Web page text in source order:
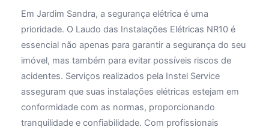
Em Jardim Sandra, a segurança elétrica é uma
prioridade. O Laudo das Instalações Elétricas NR10 é
essencial não apenas para garantir a segurança do seu
imóvel, mas também para evitar possíveis riscos de
acidentes. Serviços realizados pela Instel Service
asseguram que suas instalações elétricas estejam em
conformidade com as normas, proporcionando
tranquilidade e confiabilidade. Com profissionais